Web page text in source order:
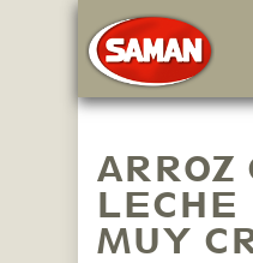
ARROZ
LECHE
MUY